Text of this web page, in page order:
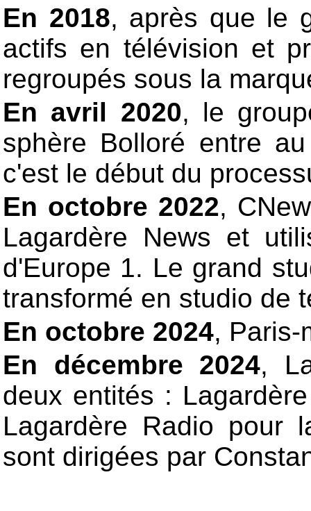
En 2018, après que le
actifs en télévision et
regroupés sous la
En avril 2020, le
sphère Bolloré entre
c'est le début du
En octobre 2022,
Lagardère News et
d'Europe 1. Le grand
transformé en studio de
En octobre 2024, Paris-
En décembre 2024,
deux entités :
Lagardère Radio pour
sont dirigées par